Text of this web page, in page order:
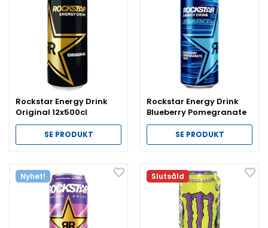
Rockstar Energy Drink
Original 12x500cl
SE PRODUKT
Rockstar Energy Drink
Blueberry Pomegranate
12x500ml
SE PRODUKT
Nyhet! Slutsåld